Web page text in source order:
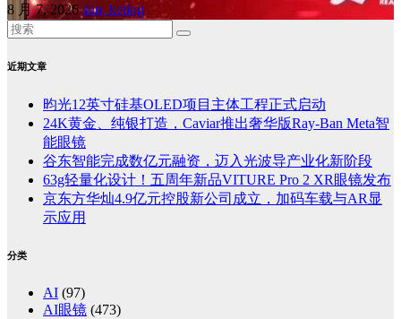
8 月 7, 2026sun, keting
近期文章
昀光12英寸硅基OLED项目主体工程正式启动
24K黄金、纯银打造，Caviar推出奢华版Ray-Ban Meta智
能眼镜
谷东智能完成数亿元融资，迈入光波导产业化新阶段
63g轻量化设计！五周年新品VITURE Pro 2 XR眼镜发布
京东方华灿4.9亿元控股新公司成立，加码车载与AR显
示应用
分类
AI (97)
AI眼镜 (473)